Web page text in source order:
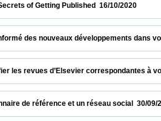
Secrets of Getting Published  16/
informé des nouveaux
les revues d’Elsevier
de référence et un réseau